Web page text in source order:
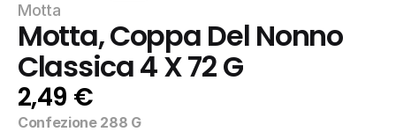
Motta
Motta, Coppa Del Nonno
Classica 4 X 72 G
2,49 €
Confezione 288 G